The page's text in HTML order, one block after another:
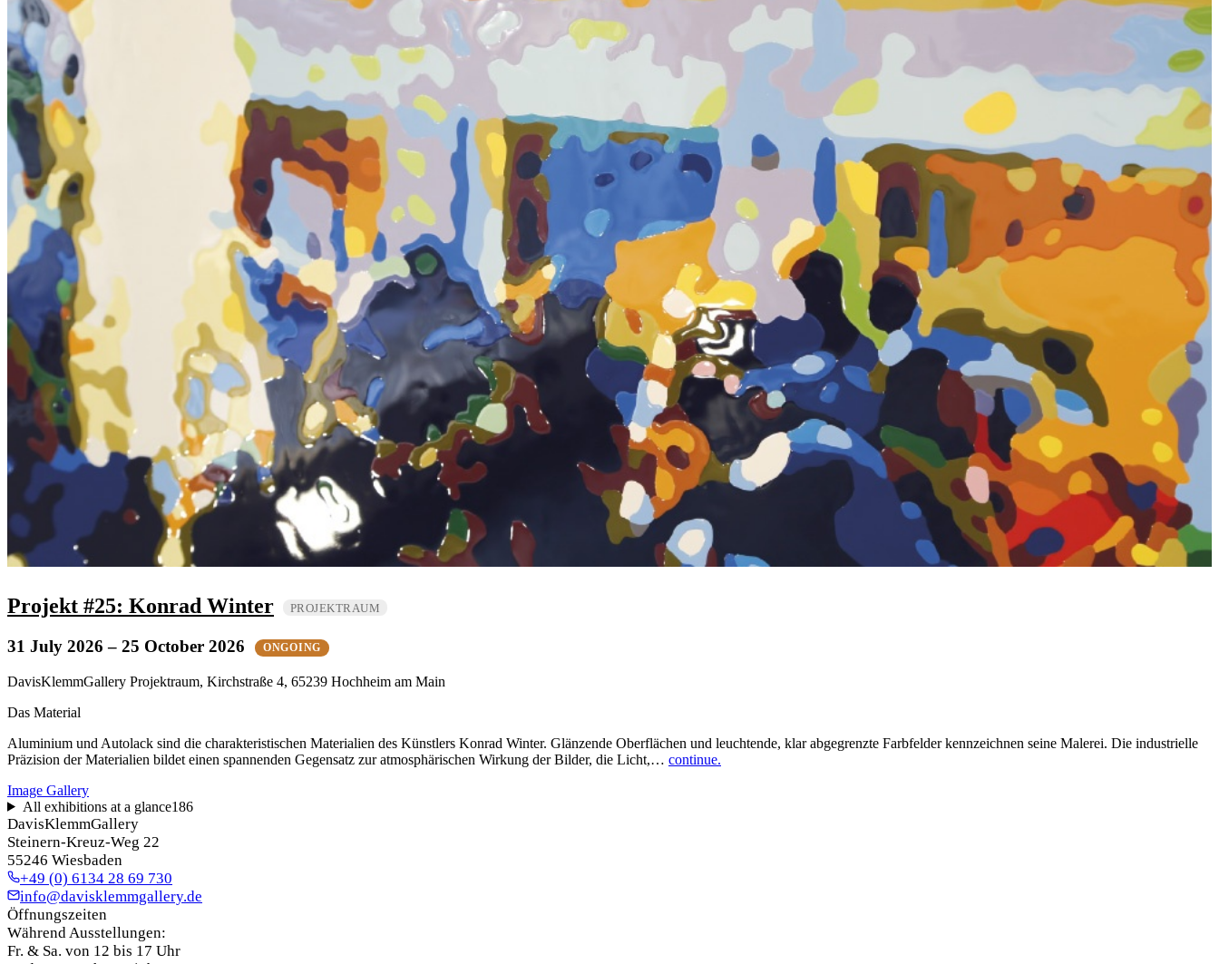
Projekt #25: Konrad Winter PROJEKTRAUM
31 July 2026 – 25 October 2026 ONGOING
DavisKlemmGallery Projektraum, Kirchstraße 4, 65239 Hochheim am Main
Das Material
Aluminium und Autolack sind die charakteristischen Materialien des Künstlers Konrad Winter. Glänzende Oberflächen und leuchtende, klar abgegrenzte Farbfelder kennzeichnen seine Malerei. Die industrielle
Präzision der Materialien bildet einen spannenden Gegensatz zur atmosphärischen Wirkung der Bilder, die Licht,… continue.
Image Gallery
All exhibitions at a glance186
DavisKlemmGallery
Steinern-Kreuz-Weg 22
55246 Wiesbaden
+49 (0) 6134 28 69 730
info@davisklemmgallery.de
Öffnungszeiten
Während Ausstellungen:
Fr. & Sa. von 12 bis 17 Uhr